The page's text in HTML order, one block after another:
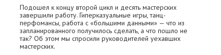
Подошел к концу второй цикл и десять мастерских
завершили работу. Гиперказуальные игры, танц-
перфомансы, работа с «большими данными» — что из
запланированного получилось сделать, а что пошло не
так? Об этом мы спросили руководителей уехавших
мастерских.